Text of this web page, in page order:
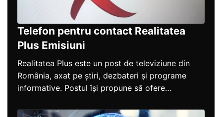
Telefon pentru contact Realitatea
Plus Emisiuni
Realitatea Plus este un post de televiziune din
România, axat pe știri, dezbateri și programe
informative. Postul își propune să ofere